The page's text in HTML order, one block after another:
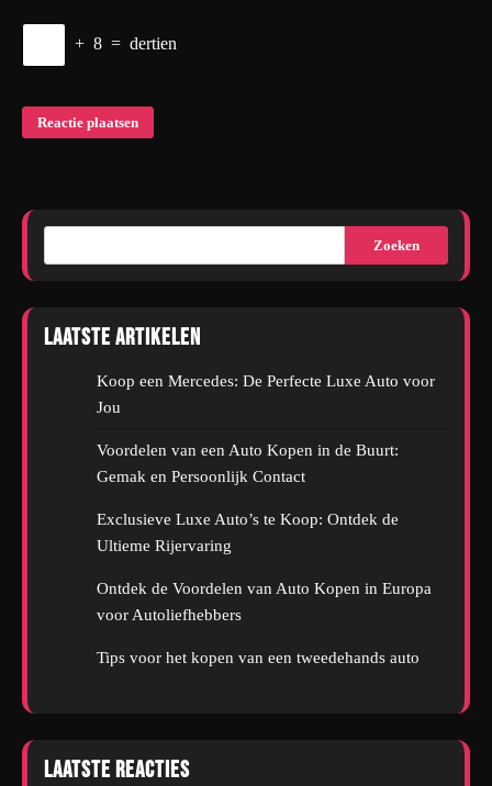
+ 8 = dertien
Zoeken
Laatste artikelen
Koop een Mercedes: De Perfecte Luxe Auto voor
Jou
Voordelen van een Auto Kopen in de Buurt:
Gemak en Persoonlijk Contact
Exclusieve Luxe Auto’s te Koop: Ontdek de
Ultieme Rijervaring
Ontdek de Voordelen van Auto Kopen in Europa
voor Autoliefhebbers
Tips voor het kopen van een tweedehands auto
Laatste reacties